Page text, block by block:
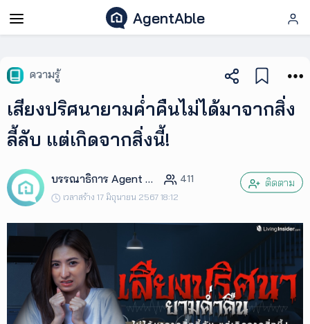
AgentAble
AgentAble
สำหรับ
เอเจ
AgentClub
UpSkill
Podcast
ความรู้
เสียงปริศนายามค่ำคืนไม่ได้มาจากสิ่ง
ลี้ลับ แต่เกิดจากสิ่งนี้!
บรรณาธิการ Agent Club 411
เวลาสร้าง 17 มิถุนายน 2567 18:12
ติดตาม